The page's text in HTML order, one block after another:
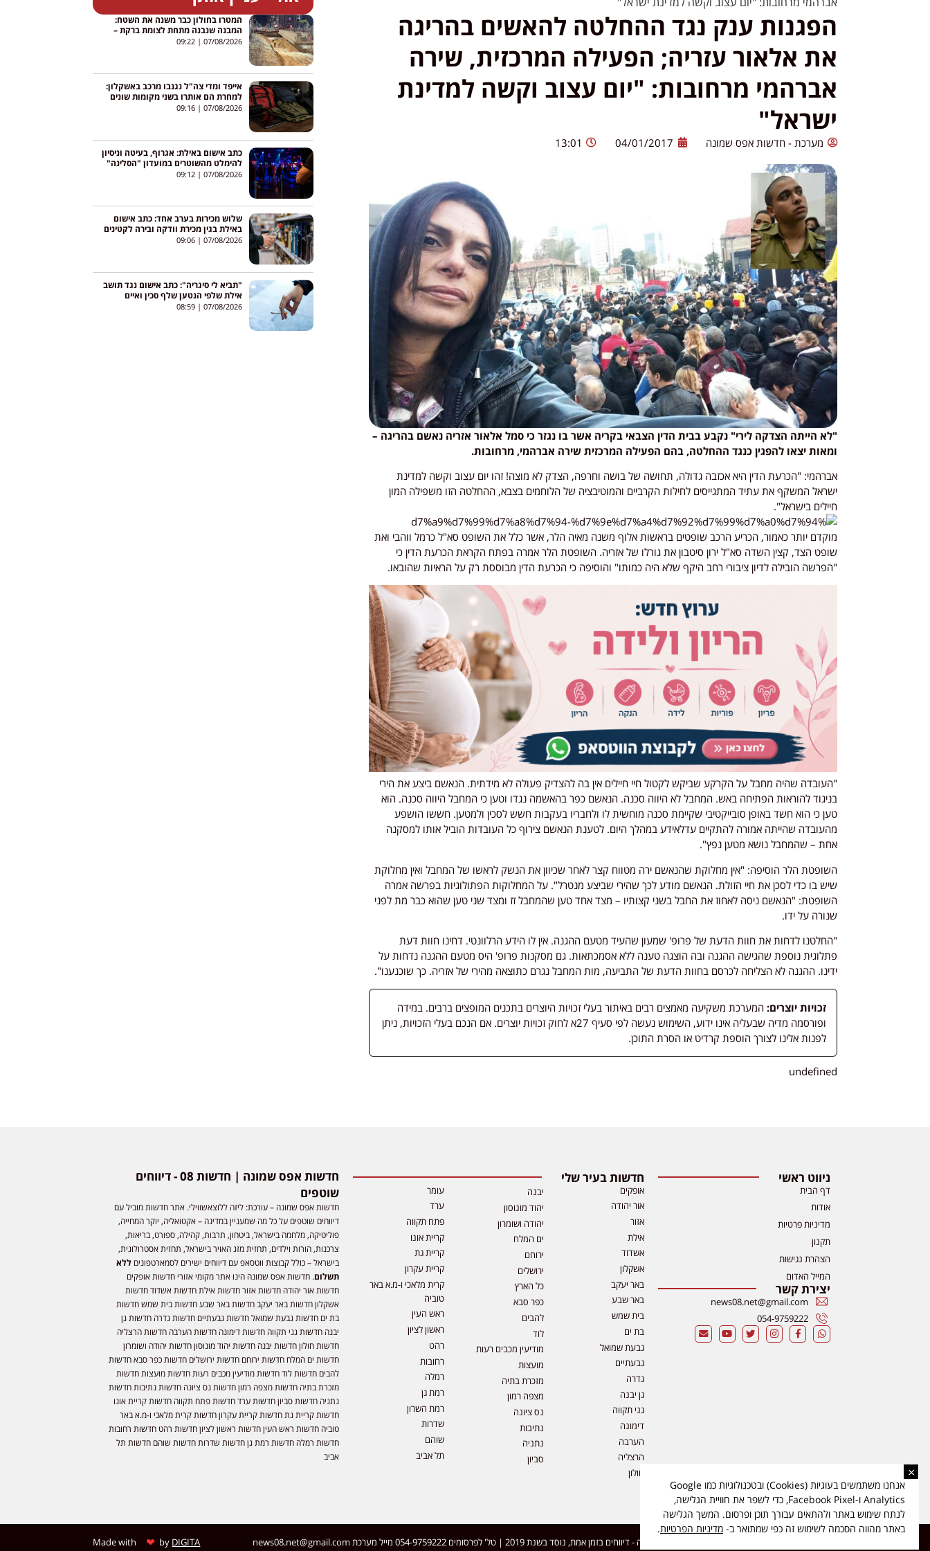
הפגנות ענק נגד ההחלטה להאשים בהריגה
את אלאור עזריה; הפעילה המרכזית, שירה
אברהמי מרחובות: "יום עצוב וקשה למדינת
ישראל"
מערכת - חדשות אפס שמונה 04/01/2017
13:01
"לא הייתה הצדקה לירי" נקבע בבית הדין הצבאי בקריה אשר בו נגזר כי סמל אלאור אזריה נאשם בהריגה –
ומאות יצאו להפגין כנגד ההחלטה, בהם הפעילה המרכזית שירה אברהמי, מרחובות.
אברהמי: "הכרעת הדין היא אכזבה גדולה, תחושה של בושה וחרפה, הצדק לא מוצה! זהו יום עצוב וקשה למדינת
ישראל המשקף את עתיד המתגייסים לחילות הקרביים והמוטיבציה של הלוחמים בצבא, ההחלטה הזו משפילה המון
חיילים בישראל".
מוקדם יותר כאמור, הכריע הרכב שופטים בראשות אלוף משנה מאיה הלר, אשר כלל את השופט סא"ל כרמל ווהבי ואת
שופט הצד, קצין השדה סא"ל ירון סיטבון את גורלו של אזריה. השופטת הלר אמרה בפתח הקראת הכרעת הדין כי
"הפרשה הובילה לדיון ציבורי רחב היקף שלא היה כמותו" והוסיפה כי הכרעת הדין מבוססת רק על הראיות שהובאו.
"העובדה שהיה מחבל על הקרקע שביקש לקטול חיי חיילים אין בה להצדיק פעולה לא מידתית. הנאשם ביצע את הירי
בניגוד להוראות הפתיחה באש. המחבל לא היווה סכנה. הנאשם כפר בהאשמה נגדו וטען כי המחבל היווה סכנה. הוא
טען כי הוא חשד באופן סובייקטיבי שקיימת סכנה מוחשית לו ולחבריו בעקבות חשש לסכין ולמטען. חששו הושפע
מהעובדה שהייתה אמורה להתקיים עדלאידע במהלך היום. לטענת הנאשם צירוף כל העובדות הוביל אותו למסקנה
אחת – שהמחבל נושא מטען נפץ".
השופטת הלר הוסיפה: "אין מחלוקת שהנאשם ירה מטווח קצר לאחר שכיוון את הנשק לראשו של המחבל ואין מחלוקת
שיש בו כדי לסכן את חיי הזולת. הנאשם מודע לכך שהירי שביצע מנטרל". על המחלוקות הפתולוגיות בפרשה אמרה
השופטת: "הנאשם ניסה לאחוז את החבל בשני קצותיו – מצד אחד טען שהמחבל זז ומצד שני טען שהוא כבר מת לפני
שנורה על ידו.
"החלטנו לדחות את חוות הדעת של פרופ' שמעון שהעיד מטעם ההגנה. אין לו הידע הרלוונטי. דחינו חוות דעת
פתלוגית נוספת שהגישה ההגנה ובה הוצגה טענה ללא אסמכתאות. גם מסקנות פרופ' היס מטעם ההגנה נדחות על
ידינו. ההגנה לא הצליחה לכרסם בחוות הדעת של התביעה, מות המחבל נגרם כתוצאה מהירי של אזריה. כך שוכנענו".
זכויות יוצרים: המערכת משקיעה מאמצים רבים באיתור בעלי זכויות היוצרים בתכנים המופצים ברבים. במידה
ופורסמה מדיה שבעליה אינו ידוע, השימוש נעשה לפי סעיף 27א לחוק זכויות יוצרים. אם הנכם בעלי הזכויות, ניתן
לפנות אלינו לצורך הוספת קרדיט או הסרת התוכן.
undefined
המטרו בחולון כבר משנה את השטח:
המבנה שנבנה מתחת לצומת ברקת –
גולדה מאיר
07/08/2026
09:22
אייפד ומדי צה"ל נגנבו מרכב באשקלון:
למחרת הם אותרו בשני מקומות שונים
07/08/2026
09:16
כתב אישום באילת: אגרוף, בעיטה וניסיון
להימלט מהשוטרים במועדון "הסלינה"
07/08/2026
09:12
שלוש מכירות בערב אחד: כתב אישום
באילת בגין מכירת וודקה ובירה לקטינים
07/08/2026
09:06
"תביא לי סיגריה": כתב אישום נגד תושב
אילת שלפי הנטען שלף סכין ואיים
לדקור עובר אורח
07/08/2026
08:59
ניווט ראשי
דף הבית
אודות
מדיניות פרטיות
תקנון
הצהרת נגישות
המייל האדום
יצירת קשר
news08.net@gmail.com
054-9759222
חדשות בעיר שלי
אופקים
אור יהודה
אזור
אילת
אשדוד
אשקלון
באר יעקב
באר שבע
בית שמש
בת ים
גבעת שמואל
גבעתיים
גדרה
גן יבנה
גני תקווה
דימונה
הערבה
הרצליה
חולון
יבנה
יהוד מונוסון
יהודה ושומרון
ים המלח
ירוחם
ירושלים
כל הארץ
כפר סבא
להבים
לוד
מודיעין מכבים רעות
מועצות
מזכרת בתיה
מצפה רמון
נס ציונה
נתיבות
נתניה
סביון
עומר
ערד
פתח תקווה
קריית אונו
קריית גת
קריית עקרון
קרית מלאכי ו-מ.א באר
טוביה
ראש העין
ראשון לציון
רהט
רחובות
רמלה
רמת גן
רמת השרון
שדרות
שוהם
תל אביב
חדשות אפס שמונה | חדשות 08 - דיווחים
שוטפים
חדשות אפס שמונה – עורכת: ליזה ללוצאשווילי. אתר חדשות מוביל עם
דיווחים שוטפים על כל מה שמעניין במדינה – אקטואליה, יוקר המחייה,
פוליטיקה, מלחמה בישראל, ביטחון, תרבות, קהילה, ספורט, בריאות,
צרכנות, הורות וילדים, תחזית מזג האויר בישראל, תחזית אסטרולוגית,
בישראל – כולל קבוצות ווטסאפ עם דיווחים ישירים לסמארטפוניםללא
תשלום. חדשות אפס שמונה הינו אתר מקומי אזורי חדשות אופקים
חדשות אור יהודה חדשות אזור חדשות אילת חדשות אשדוד חדשות
אשקלון חדשות באר יעקב חדשות באר שבע חדשות בית שמש חדשות
בת ים חדשות גבעת שמואל חדשות גבעתיים חדשות גדרה חדשות גן
יבנה חדשות גני תקווה חדשות דימונה חדשות הערבה חדשות הרצליה
חדשות חולון חדשות יבנה חדשות יהוד מונוסון חדשות יהודה ושומרון
חדשות ים המלח חדשות ירוחם חדשות ירושלים חדשות כפר סבא חדשות
להבים חדשות לוד חדשות מודיעין מכבים רעות חדשות מועצות חדשות
מזכרת בתיה חדשות מצפה רמון חדשות נס ציונה חדשות נתיבות חדשות
נתניה חדשות סביון חדשות ערד חדשות פתח תקווה חדשות קריית אונו
חדשות קריית גת חדשות קריית עקרון חדשות קרית מלאכי ו-מ.א באר
טוביה חדשות ראש העין חדשות ראשון לציון חדשות רהט חדשות רחובות
חדשות רמלה חדשות רמת גן חדשות שדרות חדשות שוהם חדשות תל
אביב
כל הזכויות שמורות ל-ליזה ללוצאשווילי - חדשות אפס שמונה - דיווחים בזמן אמת, נוסד בשנת 2019 | טל' לפרסומים 054-9759222 מייל מערכת news08.net@gmail.com
Made with ❤ by DIGITA
×
אנחנו משתמשים בעוגיות (Cookies) ובטכנולוגיות כמו Google
Analytics ו-Facebook Pixel, כדי לשפר את חוויית הגלישה,
לנתח שימוש באתר ולהתאים עבורך תוכן ופרסום. המשך הגלישה
באתר מהווה הסכמה לשימוש זה כפי שמתואר ב- מדיניות הפרטיות.